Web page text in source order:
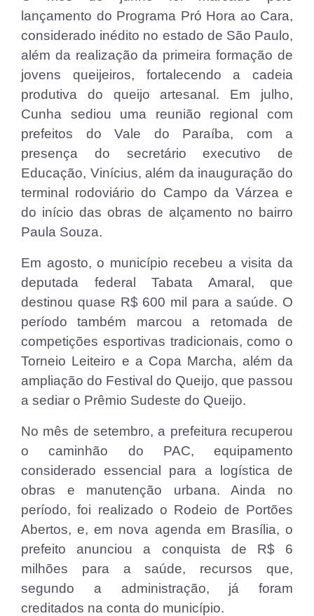
lançamento do Programa Pró Hora ao Cara,
considerado inédito no estado de São Paulo,
além da realização da primeira formação de
jovens queijeiros, fortalecendo a cadeia
produtiva do queijo artesanal. Em julho,
Cunha sediou uma reunião regional com
prefeitos do Vale do Paraíba, com a
presença do secretário executivo de
Educação, Vinícius, além da inauguração do
terminal rodoviário do Campo da Várzea e
do início das obras de alçamento no bairro
Paula Souza.
Em agosto, o município recebeu a visita da
deputada federal Tabata Amaral, que
destinou quase R$ 600 mil para a saúde. O
período também marcou a retomada de
competições esportivas tradicionais, como o
Torneio Leiteiro e a Copa Marcha, além da
ampliação do Festival do Queijo, que passou
a sediar o Prêmio Sudeste do Queijo.
No mês de setembro, a prefeitura recuperou
o caminhão do PAC, equipamento
considerado essencial para a logística de
obras e manutenção urbana. Ainda no
período, foi realizado o Rodeio de Portões
Abertos, e, em nova agenda em Brasília, o
prefeito anunciou a conquista de R$ 6
milhões para a saúde, recursos que,
segundo a administração, já foram
creditados na conta do município.